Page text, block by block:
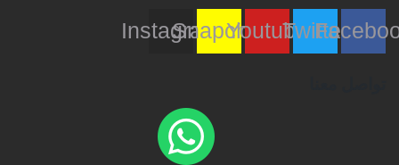
Twitter
Youtube
Snapchat
Instagram